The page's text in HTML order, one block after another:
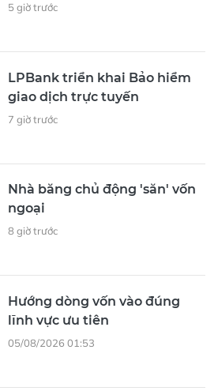
5 giờ trước
LPBank triển khai Bảo hiểm
giao dịch trực tuyến
7 giờ trước
Nhà băng chủ động 'săn' vốn
ngoại
8 giờ trước
Hướng dòng vốn vào đúng
lĩnh vực ưu tiên
05/08/2026 01:53